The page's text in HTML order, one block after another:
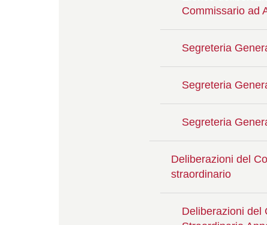
Commissario ad
Segreteria
Segreteria
Segreteria
Deliberazioni del
straordinario
Deliberazioni del